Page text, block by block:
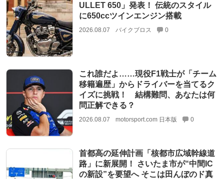
ULLET 650」発表！ 伝統のスタイル
に650ccツインエンジン搭載
2026.08.07 バイクブロス 0
これ誰だよ……現役F1戦士が「チーム
移籍遍歴」からドライバーを当てるク
イズに挑戦！ 結構難問、あなたは何
問正解できる？
2026.08.07 motorsport.com 日本版 0
首都高の延伸計画「核都市広域幹線道
路」に新展開！ さいたま市が“中間IC
の新設”を要望へ そこは田んぼのド真